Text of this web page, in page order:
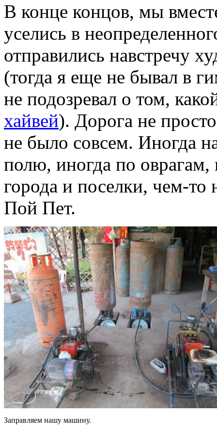
В конце концов, мы
уселись в
отправились навстречу
(тогда я еще не бывал в
не подозревал о том,
хайвей). Дорога не
не было совсем. Иногда
полю, иногда по
города и поселки, чем-
Пой Пет.
Заправляем нашу машину.